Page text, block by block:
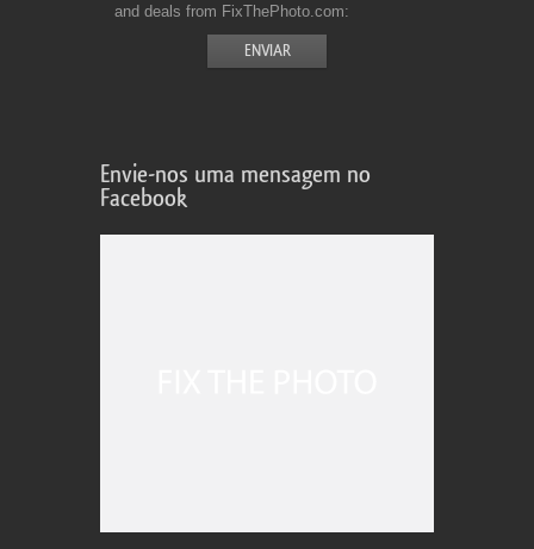
and deals from FixThePhoto.com
Envie-nos uma mensagem no
Facebook